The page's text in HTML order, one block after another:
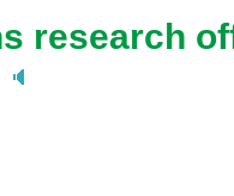
research